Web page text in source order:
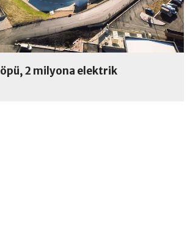
2 milyona elektrik